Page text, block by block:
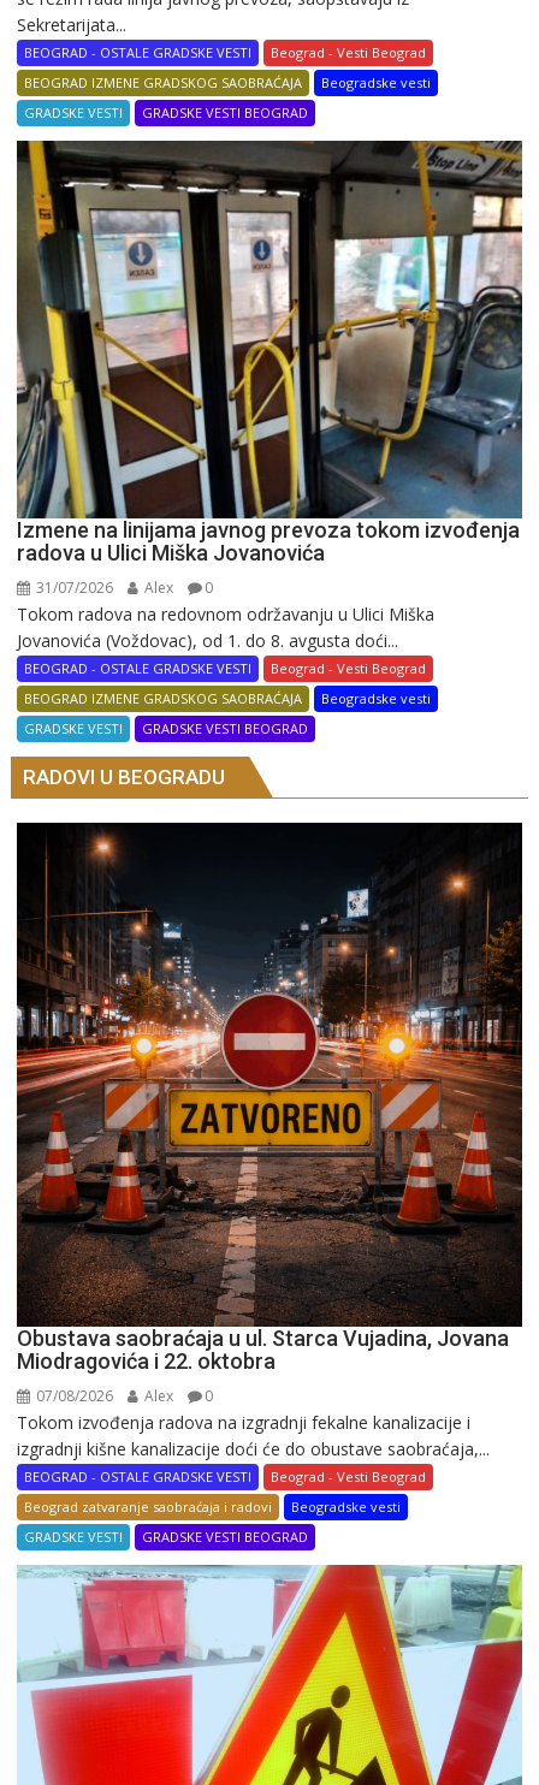
Sekretarijata...
BEOGRAD - OSTALE GRADSKE VESTI
Beograd - Vesti Beograd
BEOGRAD IZMENE GRADSKOG SAOBRAĆAJA
Beogradske vesti
GRADSKE VESTI
GRADSKE VESTI BEOGRAD
Izmene na linijama javnog prevoza tokom izvođenja
radova u Ulici Miška Jovanovića
31/07/2026 Alex 0
Tokom radova na redovnom održavanju u Ulici Miška
Jovanovića (Voždovac), od 1. do 8. avgusta doći...
BEOGRAD - OSTALE GRADSKE VESTI
Beograd - Vesti Beograd
BEOGRAD IZMENE GRADSKOG SAOBRAĆAJA
Beogradske vesti
GRADSKE VESTI
GRADSKE VESTI BEOGRAD
RADOVI U BEOGRADU
Obustava saobraćaja u ul. Starca Vujadina, Jovana
Miodragovića i 22. oktobra
07/08/2026 Alex 0
Tokom izvođenja radova na izgradnji fekalne kanalizacije i
izgradnji kišne kanalizacije doći će do obustave saobraćaja,...
BEOGRAD - OSTALE GRADSKE VESTI
Beograd - Vesti Beograd
Beograd zatvaranje saobraćaja i radovi
Beogradske vesti
GRADSKE VESTI
GRADSKE VESTI BEOGRAD